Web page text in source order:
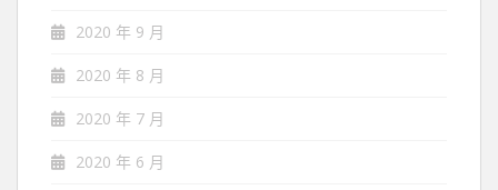
2020 年 9 月
2020 年 8 月
2020 年 7 月
2020 年 6 月